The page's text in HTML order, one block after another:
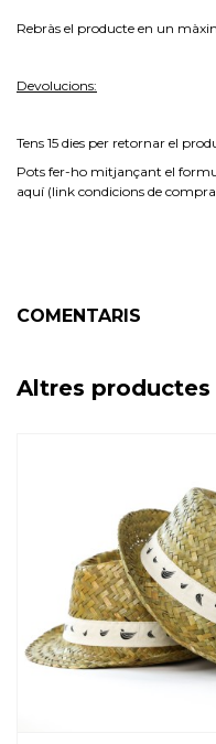
Rebràs el producte en un
Devolucions:
Tens 15 dies per retornar el
Pots fer-ho mitjançant el
aquí (link condicions de
COMENTARIS
Altres